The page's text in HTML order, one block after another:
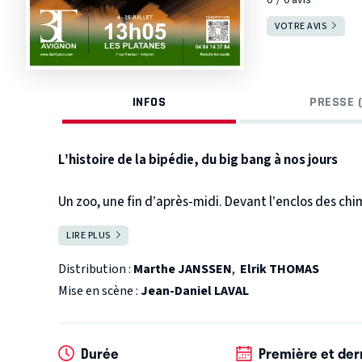
VOTRE AVIS
INFOS PRESSE
L’histoire de la bipédie, du big bang à nos jours
Un zoo, une fin d’après-midi. Devant l’enclos des
regarde les singes. Arrive une paléoanthropologue.
naître un récit de l’évolution de l’humanité qui aura
les singes sur notre histoire commune. « La
enclin à inspirer les auteurs dramatiques et les
fait le choix de proposer une version très épurée ou un
LIRE PLUS
Distribution : Marthe JANSSEN, Elrik THOMAS
Mise en scène :Jean-Daniel LAVAL
Durée Première et